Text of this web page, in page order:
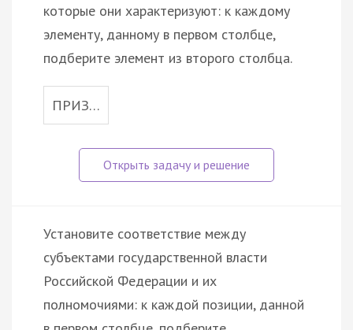
которые они характеризуют: к каждому
элементу, данному в первом столбце,
подберите элемент из второго столбца.
ПРИЗ…
Установите соответствие между
субъектами государственной власти
Российской Федерации и их
полномочиями: к каждой позиции, данной